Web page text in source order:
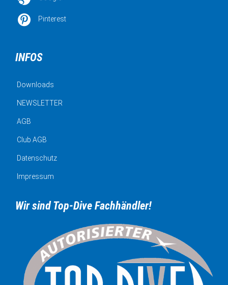
 Pinterest
INFOS
Downloads
NEWSLETTER
AGB
Club AGB
Datenschutz
Impressum
Wir sind Top-Dive Fachhändler!